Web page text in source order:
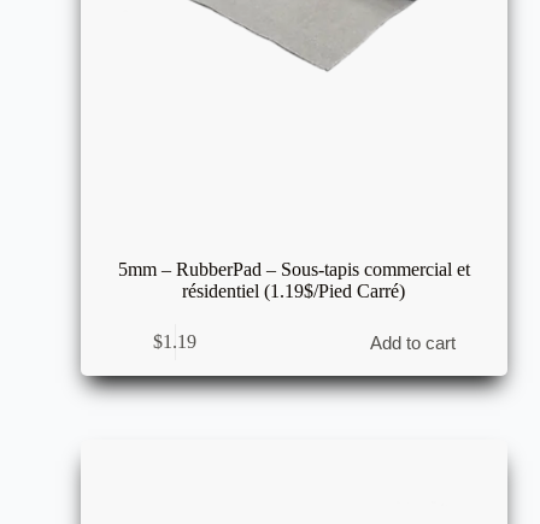
5mm – RubberPad – Sous-tapis commercial et
résidentiel (1.19$/Pied Carré)
$1.19 Add to cart